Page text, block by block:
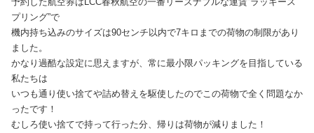
プリング”で
機内持ち込みのサイズは90センチ以内で7キロまでの荷物の制限があり
ました。
かなり過酷な設定に思えますが、常に最小限パッキングを目指している
私たちは
いつも通り使い捨てや詰め替えを駆使したのでこの荷物で全く問題なか
ったです！
むしろ使い捨てで持って行った分、帰りは荷物が減りました！